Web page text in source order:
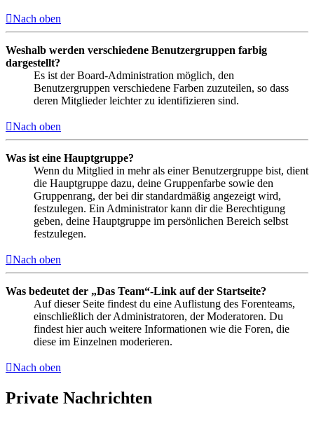
Nach oben
Weshalb werden verschiedene Benutzergruppen farbig
dargestellt?
Es ist der Board-Administration möglich, den
Benutzergruppen verschiedene Farben zuzuteilen, so dass
deren Mitglieder leichter zu identifizieren sind.
Nach oben
Was ist eine Hauptgruppe?
Wenn du Mitglied in mehr als einer Benutzergruppe bist, dient
die Hauptgruppe dazu, deine Gruppenfarbe sowie den
Gruppenrang, der bei dir standardmäßig angezeigt wird,
festzulegen. Ein Administrator kann dir die Berechtigung
geben, deine Hauptgruppe im persönlichen Bereich selbst
festzulegen.
Nach oben
Was bedeutet der „Das Team“-Link auf der Startseite?
Auf dieser Seite findest du eine Auflistung des Forenteams,
einschließlich der Administratoren, der Moderatoren. Du
findest hier auch weitere Informationen wie die Foren, die
diese im Einzelnen moderieren.
Nach oben
Private Nachrichten